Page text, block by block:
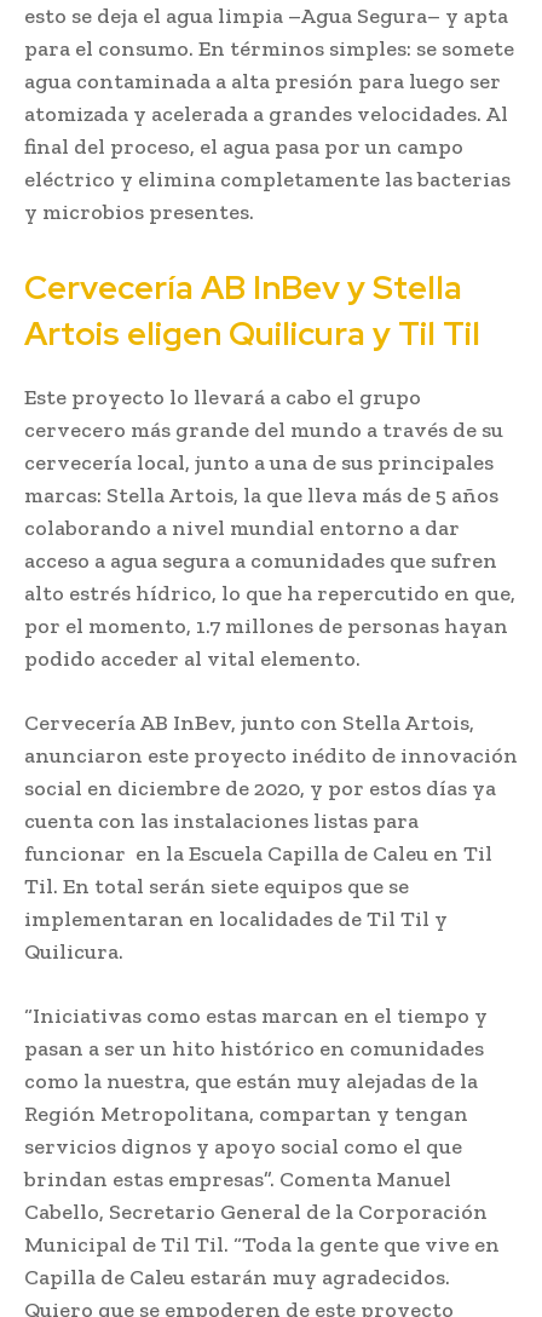
esto se deja el agua limpia –Agua Segura– y apta
para el consumo. En términos simples: se somete
agua contaminada a alta presión para luego ser
atomizada y acelerada a grandes velocidades. Al
final del proceso, el agua pasa por un campo
eléctrico y elimina completamente las bacterias
y microbios presentes.
Cervecería AB InBev y Stella
Artois eligen Quilicura y Til Til
Este proyecto lo llevará a cabo el grupo
cervecero más grande del mundo a través de su
cervecería local, junto a una de sus principales
marcas: Stella Artois, la que lleva más de 5 años
colaborando a nivel mundial entorno a dar
acceso a agua segura a comunidades que sufren
alto estrés hídrico, lo que ha repercutido en que,
por el momento, 1.7 millones de personas hayan
podido acceder al vital elemento.
Cervecería AB InBev, junto con Stella Artois,
anunciaron este proyecto inédito de innovación
social en diciembre de 2020, y por estos días ya
cuenta con las instalaciones listas para
funcionar en la Escuela Capilla de Caleu en Til
Til. En total serán siete equipos que se
implementaran en localidades de Til Til y
Quilicura.
“Iniciativas como estas marcan en el tiempo y
pasan a ser un hito histórico en comunidades
como la nuestra, que están muy alejadas de la
Región Metropolitana, compartan y tengan
servicios dignos y apoyo social como el que
brindan estas empresas”. Comenta Manuel
Cabello, Secretario General de la Corporación
Municipal de Til Til. “Toda la gente que vive en
Capilla de Caleu estarán muy agradecidos.
Quiero que se empoderen de este proyecto